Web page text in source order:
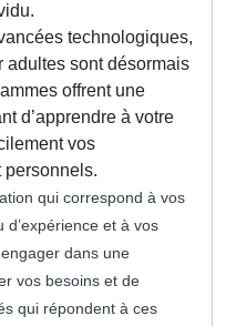
technologiques,
adultes sont désormais
offrent une
d’apprendre à votre
vos
personnels.
qui correspond à vos
et à vos
dans une
vos besoins et de
qui répondent à ces